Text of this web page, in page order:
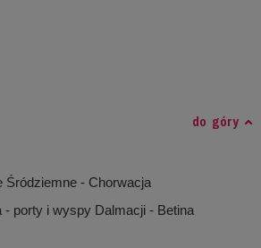
do góry
Śródziemne ‐ Chorwacja
- porty i wyspy Dalmacji - Betina